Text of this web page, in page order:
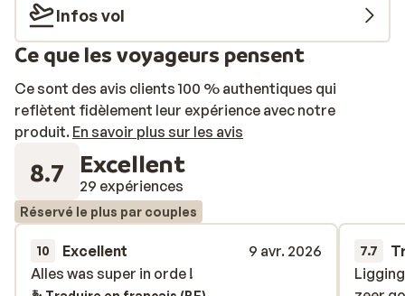
Infos vol
Ce que les voyageurs pensent
Ce sont des avis clients 100 % authentiques qui
reflètent fidèlement leur expérience avec notre
produit. En savoir plus sur les avis
8.7 Excellent
29 expériences
Réservé le plus par couples
10 Excellent
9 avr. 2026
Alles was super in orde !
Alles was super in orde !
7.7